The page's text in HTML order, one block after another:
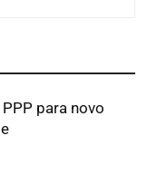
para novo